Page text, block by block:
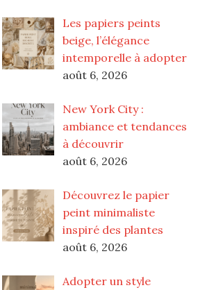
Les papiers peints
beige, l’élégance
intemporelle à adopter
août 6, 2026
New York City :
ambiance et tendances
à découvrir
août 6, 2026
Découvrez le papier
peint minimaliste
inspiré des plantes
août 6, 2026
Adopter un style